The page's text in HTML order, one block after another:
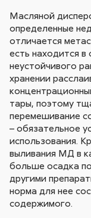
Масляной
определенные
отличается
есть находится в
неустойчивого
хранении
тары, поэтому
перемешивание
– обязательное
использования.
выливания МД в
больше осадка
другими
норма для нее
содержимого.